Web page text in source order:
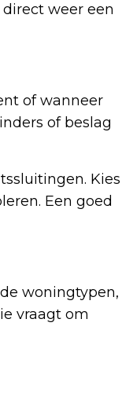
weer een
of wanneer
of beslag
Kies
Een goed
woningtypen,
vraagt om